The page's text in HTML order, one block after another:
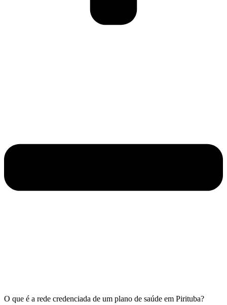
O que é a rede credenciada de um plano de saúde em Pirituba?